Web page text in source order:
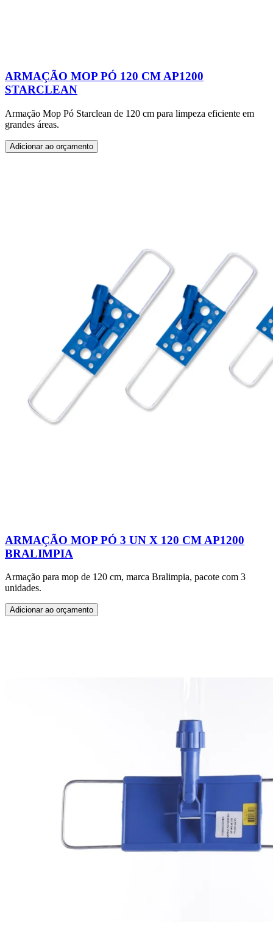
ARMAÇÃO MOP PÓ 120 CM AP1200
STARCLEAN
Armação Mop Pó Starclean de 120 cm para limpeza eficiente em
grandes áreas.
Adicionar ao orçamento
ARMAÇÃO MOP PÓ 3 UN X 120 CM AP1200
BRALIMPIA
Armação para mop de 120 cm, marca Bralimpia, pacote com 3
unidades.
Adicionar ao orçamento